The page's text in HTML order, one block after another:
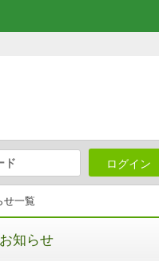
ログイン
せ一覧
お知らせ